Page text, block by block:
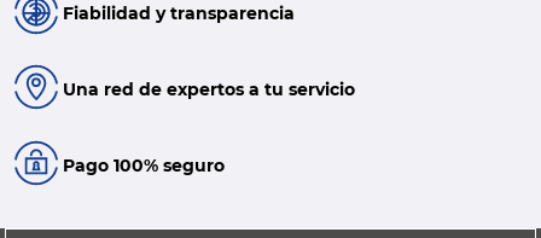
Fiabilidad y transparencia
Una red de expertos a tu servicio
Pago 100% seguro